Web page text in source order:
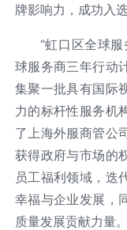
牌影响力，成功入
“虹口区全球
球服务商三年行动
集聚一批具有国际
力的标杆性服务机
了上海外服商管公
获得政府与市场的
员工福利领域，迭
幸福与企业发展，
质量发展贡献力量。